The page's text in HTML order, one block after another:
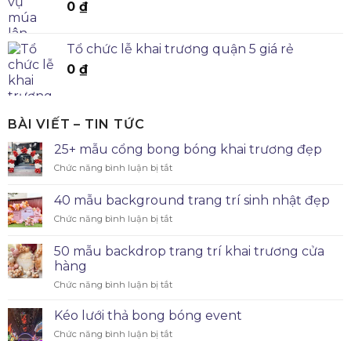
0 ₫
Tổ chức lễ khai trương quận 5 giá rẻ
0 ₫
BÀI VIẾT – TIN TỨC
25+ mẫu cổng bong bóng khai trương đẹp
Chức năng bình luận bị tắt
40 mẫu background trang trí sinh nhật đẹp
Chức năng bình luận bị tắt
50 mẫu backdrop trang trí khai trương cửa
hàng
Chức năng bình luận bị tắt
Kéo lưới thả bong bóng event
Chức năng bình luận bị tắt